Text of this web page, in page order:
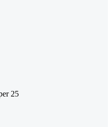
25